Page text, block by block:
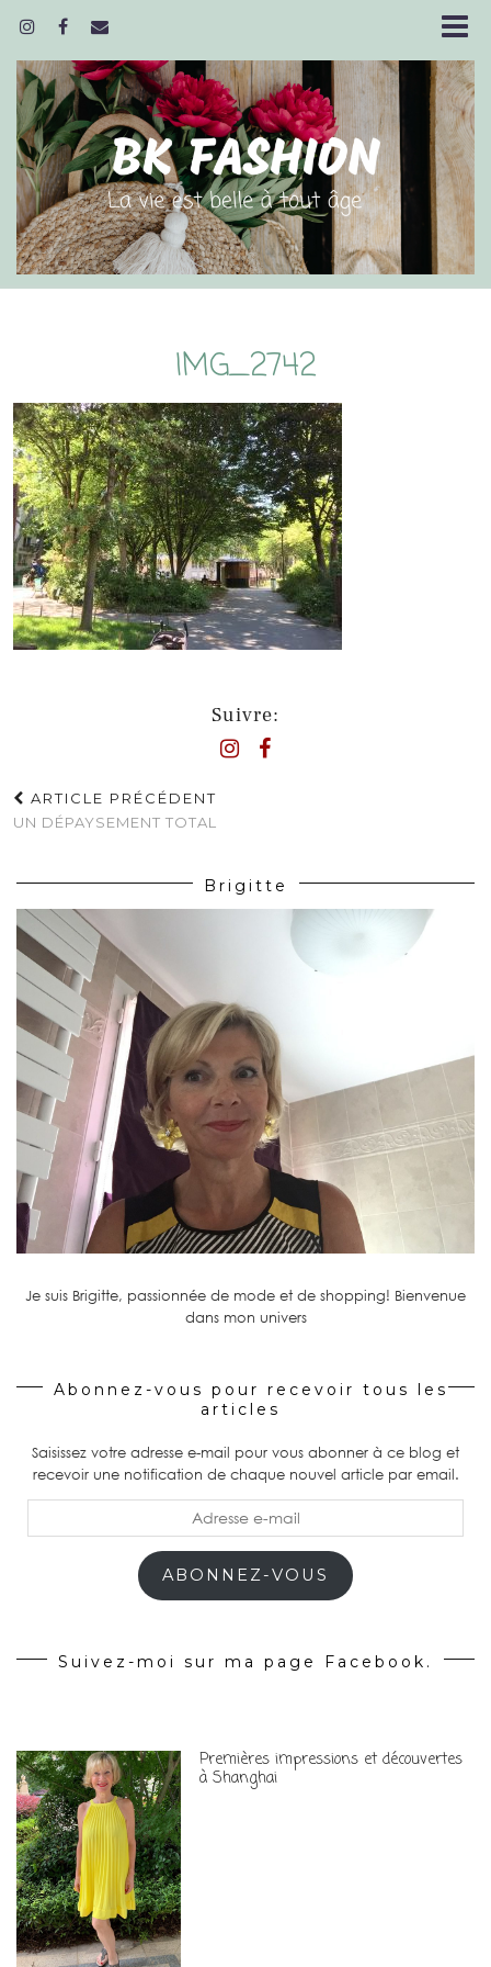
IMG_2742
Suivre:
ARTICLE PRÉCÉDENT
UN DÉPAYSEMENT TOTAL
Brigitte
Je suis Brigitte, passionnée de mode et de shopping! Bienvenue
dans mon univers
Abonnez-vous pour recevoir tous les
articles
Saisissez votre adresse e-mail pour vous abonner à ce blog et
recevoir une notification de chaque nouvel article par email.
ABONNEZ-VOUS
Suivez-moi sur ma page Facebook.
Premières impressions et découvertes
à Shanghai